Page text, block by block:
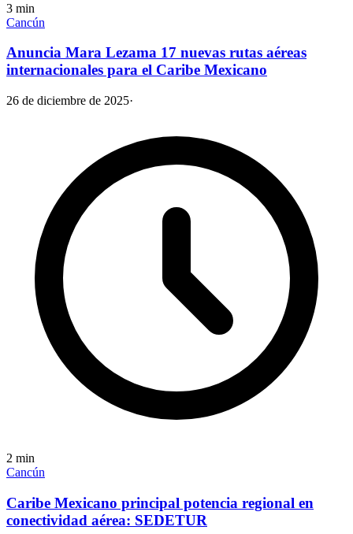
3 min
Cancún
Anuncia Mara Lezama 17 nuevas rutas aéreas
internacionales para el Caribe Mexicano
26 de diciembre de 2025·
2 min
Cancún
Caribe Mexicano principal potencia regional en
conectividad aérea: SEDETUR